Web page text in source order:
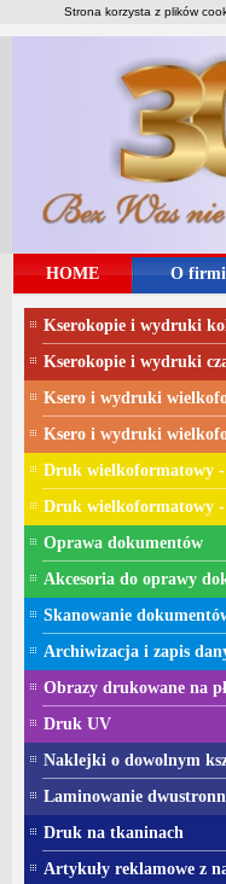
Strona korzysta z plików
HOME O
Kserokopie i wydruki
Kserokopie i wydruki
Ksero i wydruki
Ksero i wydruki
Druk wielkoformatowy
Druk wielkoformatowy -
Oprawa dokumentów
Akcesoria do oprawy
Skanowanie
Archiwizacja i zapis
Obrazy drukowane na
Druk UV
Naklejki o dowolnym
Laminowanie
Druk na tkaninach
Artykuły reklamowe z